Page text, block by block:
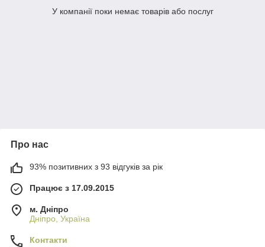
У компанії поки немає товарів або послуг
Про нас
93% позитивних з 93 відгуків за рік
Працює з 17.09.2015
м. Дніпро
Дніпро, Україна
Контакти